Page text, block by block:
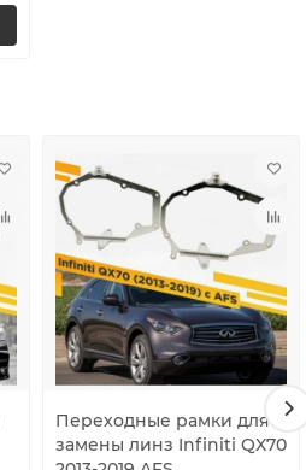
Переходные рамки для
замены линз Infiniti QX70